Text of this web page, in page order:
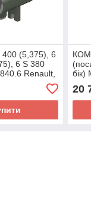
(5,375), 6
6 S 380
Renault,
КОМ
бік)
20